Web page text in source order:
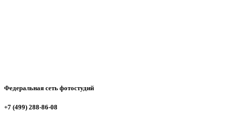
Федеральная сеть фотостудий
+7 (499) 288-86-08